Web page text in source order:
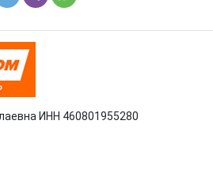
ИНН 460801955280